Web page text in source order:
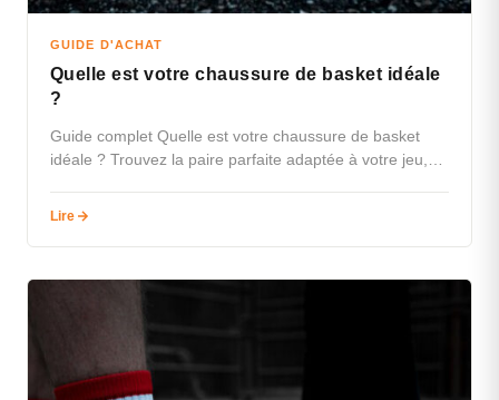
GUIDE D'ACHAT
Quelle est votre chaussure de basket idéale
?
Guide complet Quelle est votre chaussure de basket
idéale ? Trouvez la paire parfaite adaptée à votre jeu,
Lire